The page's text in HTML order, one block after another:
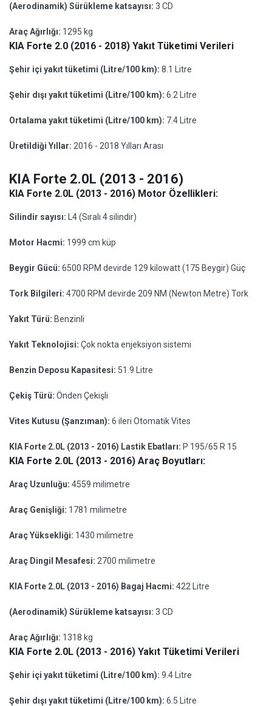
(Aerodinamik) Sürükleme katsayısı: 3 CD
Araç Ağırlığı: 1295 kg
KIA Forte 2.0 (2016 - 2018) Yakıt Tüketimi Verileri
Şehir içi yakıt tüketimi (Litre/100 km): 8.1 Litre
Şehir dışı yakıt tüketimi (Litre/100 km): 6.2 Litre
Ortalama yakıt tüketimi (Litre/100 km): 7.4 Litre
Üretildiği Yıllar: 2016 - 2018 Yılları Arası
KIA Forte 2.0L (2013 - 2016)
KIA Forte 2.0L (2013 - 2016) Motor Özellikleri:
Silindir sayısı: L4 (Sıralı 4 silindir)
Motor Hacmi: 1999 cm küp
Beygir Gücü: 6500 RPM devirde 129 kilowatt (175 Beygir) Güç
Tork Bilgileri: 4700 RPM devirde 209 NM (Newton Metre) Tork
Yakıt Türü: Benzinli
Yakıt Teknolojisi: Çok nokta enjeksiyon sistemi
Benzin Deposu Kapasitesi: 51.9 Litre
Çekiş Türü: Önden Çekişli
Vites Kutusu (Şanzıman): 6 ileri Otomatik Vites
KIA Forte 2.0L (2013 - 2016) Lastik Ebatları: P 195/65 R 15
KIA Forte 2.0L (2013 - 2016) Araç Boyutları:
Araç Uzunluğu: 4559 milimetre
Araç Genişliği: 1781 milimetre
Araç Yüksekliği: 1430 milimetre
Araç Dingil Mesafesi: 2700 milimetre
KIA Forte 2.0L (2013 - 2016) Bagaj Hacmi: 422 Litre
(Aerodinamik) Sürükleme katsayısı: 3 CD
Araç Ağırlığı: 1318 kg
KIA Forte 2.0L (2013 - 2016) Yakıt Tüketimi Verileri
Şehir içi yakıt tüketimi (Litre/100 km): 9.4 Litre
Şehir dışı yakıt tüketimi (Litre/100 km): 6.5 Litre